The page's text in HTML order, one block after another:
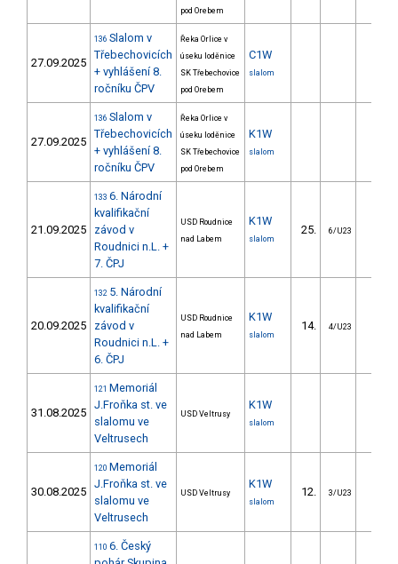
pod Orebem
27.09.2025
136 Slalom v
Třebechovicích
+ vyhlášení 8.
ročníku ČPV
Řeka Orlice v
úseku loděnice
SK Třebechovice
pod Orebem
C1W
slalom
27.09.2025
136 Slalom v
Třebechovicích
+ vyhlášení 8.
ročníku ČPV
Řeka Orlice v
úseku loděnice
SK Třebechovice
pod Orebem
K1W
slalom
21.09.2025
133 6. Národní
kvalifikační
závod v
Roudnici n.L. +
7. ČPJ
USD Roudnice
nad Labem
K1W
slalom
25. 6/U23
20.09.2025
132 5. Národní
kvalifikační
závod v
Roudnici n.L. +
6. ČPJ
USD Roudnice
nad Labem
K1W
slalom
14. 4/U23
31.08.2025
121 Memoriál
J.Froňka st. ve
slalomu ve
Veltrusech
USD Veltrusy
K1W
slalom
30.08.2025
120 Memoriál
J.Froňka st. ve
slalomu ve
Veltrusech
USD Veltrusy
K1W
slalom
12. 3/U23
110 6. Český